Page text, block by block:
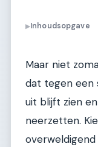
▶Inhoudsopgave
Maar niet
dat tegen een
uit blijft zien
neerzetten.
overweldigend